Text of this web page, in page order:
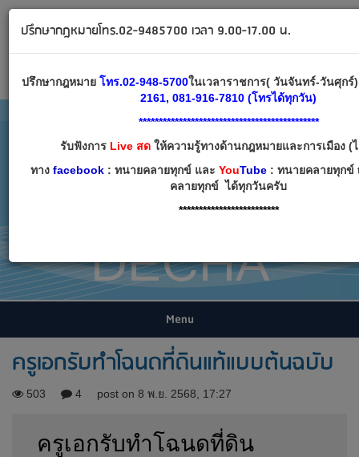
Email:decha007@decha.com
เข้าสู่ระบบ สมัครสมาชิก
Menu
ครูเอกรับทำโฉนดที่ดินแท้แบบต้นฉบับ
503 4 post on 8 พ.ย. 2568, 17:27
ครูเอกรับทำโฉนดที่ดิน
ปรึกษากฎหมายโทร.02-9485700 เวลา 9.00-17.00 น.
ปรึกษากฎหมาย โทร.02-948-5700ในเวลาราชการ( วันจันทร์-วันศุก
2161, 081-916-7810 (โทรได้ทุกวัน)
*********************************************
รับฟังการLive สดให้ความรู้ทางด้านกฎหมายและการเมือง (
ทาง facebook: ทนายคลายทุกข์ และ YouTube: ทนายคลายทุกข์
คลายทุกข์ ได้ทุกวันครับ
*************************